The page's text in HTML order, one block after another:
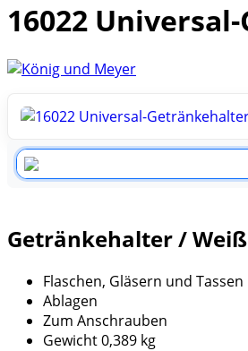
16022
Getränkehalter /
Flaschen, Gläsern und
Ablagen
Zum Anschrauben
Gewicht 0,389 kg